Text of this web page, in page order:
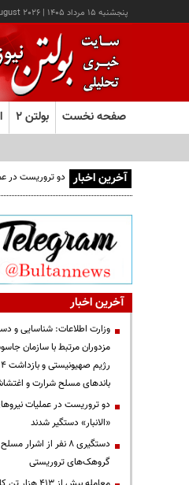
پنجشنبه ۱۵ مرداد ۱۴۰۵ |
2026
صفحه نخست بولتن ۲
آخرین اخبار دو تروریست در
آخرین اخبار
مزدوران مرتبط با سازمان
باندهای مسلح شرارت و
دو تروریست در عملیات
«الانبار» دستگیر شدند
دستگیری ۸ نفر از
گروهک‌های تروریستی